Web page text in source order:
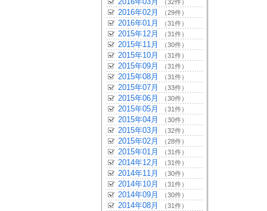
（32件）
2016年02月 （29件）
2016年01月 （31件）
2015年12月 （31件）
2015年11月 （30件）
2015年10月 （31件）
2015年09月 （31件）
2015年08月 （31件）
2015年07月 （33件）
2015年06月 （30件）
2015年05月 （31件）
2015年04月 （30件）
2015年03月 （32件）
2015年02月 （28件）
2015年01月 （31件）
2014年12月 （31件）
2014年11月 （30件）
2014年10月 （31件）
2014年09月 （30件）
2014年08月 （31件）